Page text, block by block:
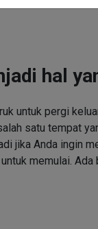
hal
untuk pergi
satu tempat
jika Anda ingin
memulai. Ada